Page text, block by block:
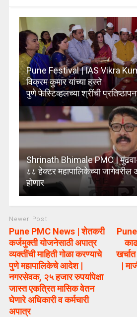
Pune Festival | IAS Vikra
विक्रम कुमार यांच्या हस्ते
पुणे फेस्टिव्हलच्या श्रींची
Shrinath Bhimale PMC |
८८ हेक्टर महापालिकेच्या
होणार
Newer Post
Pune PMC News | शेतकरी
कर्जमुक्ती योजनेसाठी अपात्र
व्यक्तींची माहिती गोळा करण्याचे
पुणे महापालिकेचे आदेश |
नगरसेवक, २५ हजार रुपयांपेक्षा
जास्त एकत्रित मासिक वेतन
घेणारे अधिकारी व कर्मचारी
अपात्र
|